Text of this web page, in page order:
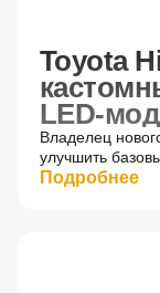
Toyota
LED-
Владелец
улучшить
Мы провели
Подробнее